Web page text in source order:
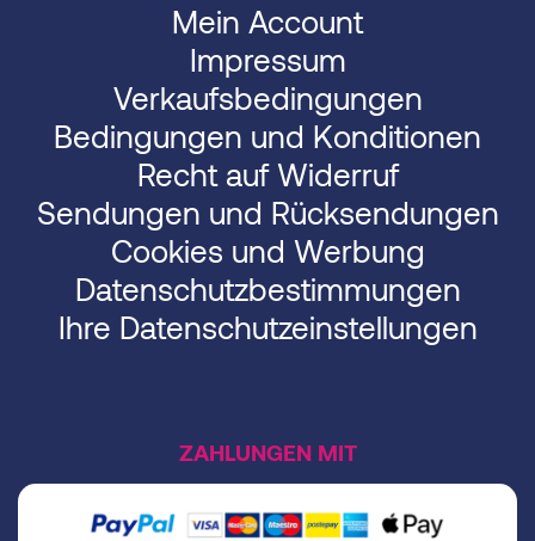
Mein Account
Impressum
Verkaufsbedingungen
Bedingungen und Konditionen
Recht auf Widerruf
Sendungen und Rücksendungen
Cookies und Werbung
Datenschutzbestimmungen
Ihre Datenschutzeinstellungen
ZAHLUNGEN MIT